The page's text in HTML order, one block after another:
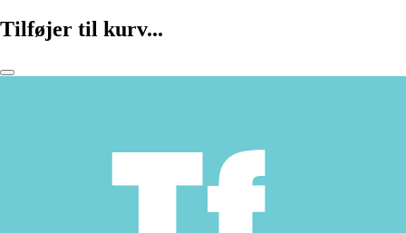
Tilføjer til kurv...